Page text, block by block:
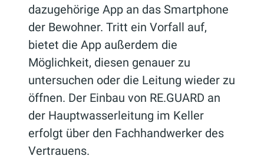
dazugehörige App an das Smartphone
der Bewohner. Tritt ein Vorfall auf,
bietet die App außerdem die
Möglichkeit, diesen genauer zu
untersuchen oder die Leitung wieder zu
öffnen. Der Einbau von RE.GUARD an
der Hauptwasserleitung im Keller
erfolgt über den Fachhandwerker des
Vertrauens.